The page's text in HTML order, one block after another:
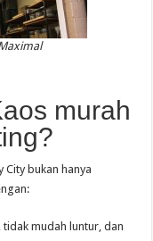
murah
City bukan hanya
tidak mudah luntur, dan